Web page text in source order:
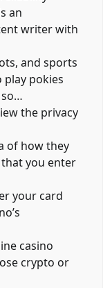
an
writer with
and sports
pokies
so…
the privacy
of how they
you enter
your card
casino
crypto or